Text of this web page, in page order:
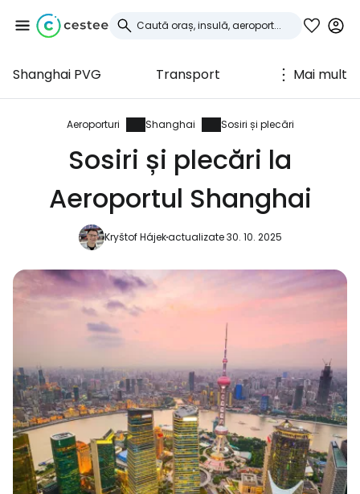
Shanghai PVG Transport Mai mult
Aeroporturi Shanghai Sosiri și plecări
Sosiri și plecări la
Aeroportul Shanghai
Kryštof Hájekactualizate 30. 10. 2025
Conectați-vă la
Cestee
... comunitatea mondială a călătorilor
Continuați cu Facebook
Continuați cu e-mailul